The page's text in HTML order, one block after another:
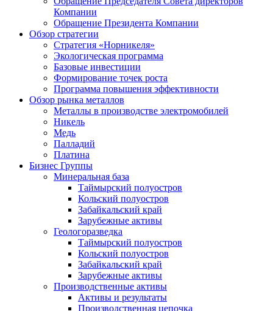
Компании
Обращение Президента Компании
Обзор стратегии
Стратегия «Норникеля»
Экологическая программа
Базовые инвестиции
Формирование точек роста
Программа повышения эффективности
Обзор рынка металлов
Металлы в производстве электромобилей
Никель
Медь
Палладий
Платина
Бизнес Группы
Минеральная база
Таймырский полуостров
Кольский полуостров
Забайкальский край
Зарубежные активы
Геологоразведка
Таймырский полуостров
Кольский полуостров
Забайкальский край
Зарубежные активы
Производственные активы
Активы и результаты
Производственная цепочка